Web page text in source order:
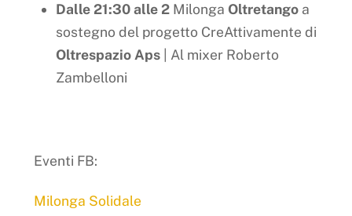
Dalle 21:30 alle 2 Milonga Oltretangoa
sostegno del progetto CreAttivamente di
Oltrespazio Aps| Al mixer Roberto
Zambelloni
Eventi FB:
Milonga Solidale